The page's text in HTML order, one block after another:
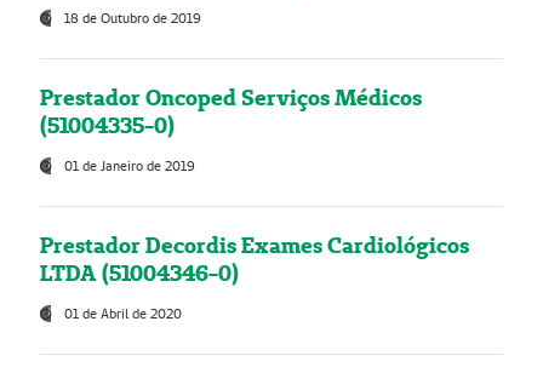
18 de Outubro de 2019
Prestador Oncoped Serviços Médicos
(51004335-0)
01 de Janeiro de 2019
Prestador Decordis Exames Cardiológicos
LTDA (51004346-0)
01 de Abril de 2020